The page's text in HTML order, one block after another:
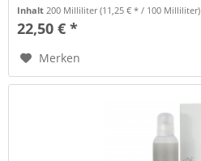
Inhalt200 Milliliter(11,25 € * / 100 Milliliter)
22,50 € *
Merken